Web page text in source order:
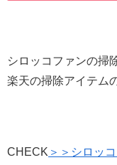
シロッコファンの掃
楽天の掃除アイテム
CHECK ＞＞シロッ